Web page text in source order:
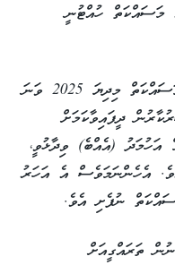
މަސައްކަތް ހުއްޓުނީ
މި 2400 ހައުސިންގ ޔުނިޓުގެ އަމަލީ މަސައްކަތް މިދިޔަ 2025 ވަނަ
ދީފައިވާކަމަށް
(އެއްބެ) ވިދާޅުވީ،
އެހެންނަމަވެސް އެ އަހަރު
ނުފެށި އެވެ.
ތަރައްގީއަށް